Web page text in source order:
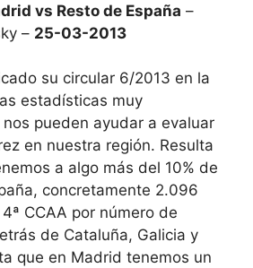
vs Resto de España –
– 25-03-2013
su circular 6/2013 en la
estadísticas muy
pueden ayudar a evaluar
en nuestra región. Resulta
a algo más del 10% de
concretamente 2.096
CCAA por número de
de Cataluña, Galicia y
que en Madrid tenemos un